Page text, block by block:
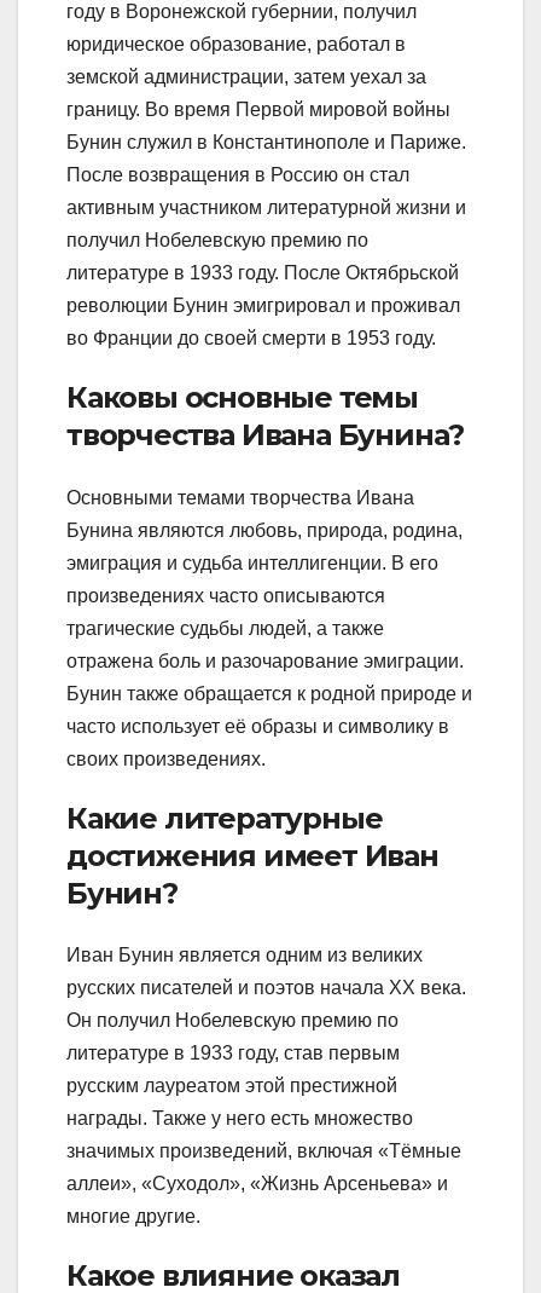
году в Воронежской губернии, получил
юридическое образование, работал в
земской администрации, затем уехал за
границу. Во время Первой мировой войны
Бунин служил в Константинополе и Париже.
После возвращения в Россию он стал
активным участником литературной жизни и
получил Нобелевскую премию по
литературе в 1933 году. После Октябрьской
революции Бунин эмигрировал и проживал
во Франции до своей смерти в 1953 году.
Каковы основные темы
творчества Ивана Бунина?
Основными темами творчества Ивана
Бунина являются любовь, природа, родина,
эмиграция и судьба интеллигенции. В его
произведениях часто описываются
трагические судьбы людей, а также
отражена боль и разочарование эмиграции.
Бунин также обращается к родной природе и
часто использует её образы и символику в
своих произведениях.
Какие литературные
достижения имеет Иван
Бунин?
Иван Бунин является одним из великих
русских писателей и поэтов начала XX века.
Он получил Нобелевскую премию по
литературе в 1933 году, став первым
русским лауреатом этой престижной
награды. Также у него есть множество
значимых произведений, включая «Тёмные
аллеи», «Суходол», «Жизнь Арсеньева» и
многие другие.
Какое влияние оказал